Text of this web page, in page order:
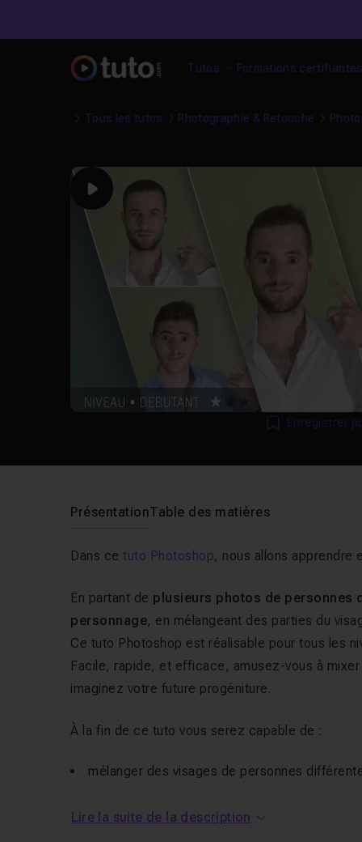
Tutos Formations certifiantes
Tous les tutos Photographie & Retouche
Play
Enregistrer
PrésentationTable des matières
Dans cetuto Photoshop, nous allons apprendre
En partant de plusieurs photos de personnes
personnage, en mélangeant des parties du
Ce tuto Photoshop est réalisable pour tous les
Facile, rapide, et efficace, amusez-vous à
imaginez votre future progéniture.
À la fin de ce tuto vous serez capable de :
mélanger des visages de personnes
d'adapter la taille et la couleur d'un personnage
Lire la suite de la description